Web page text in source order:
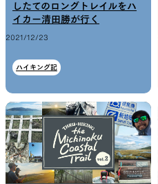
したてのロングトレイルをハ
イカー清田勝が行く
2021/12/23
ハイキング記